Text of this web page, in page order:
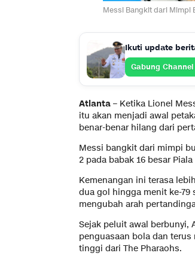
Messi Bangkit dari Mimpi
Ikuti update
Gabung
Atlanta – Ketika Lionel
itu akan menjadi awal
benar-benar hilang dari
Messi bangkit dari mimpi
2 pada babak 16 besar
Kemenangan ini terasa
dua gol hingga menit ke-79
mengubah arah
Sejak peluit awal berbunyi,
penguasaan bola dan
tinggi dari The Pharaohs.